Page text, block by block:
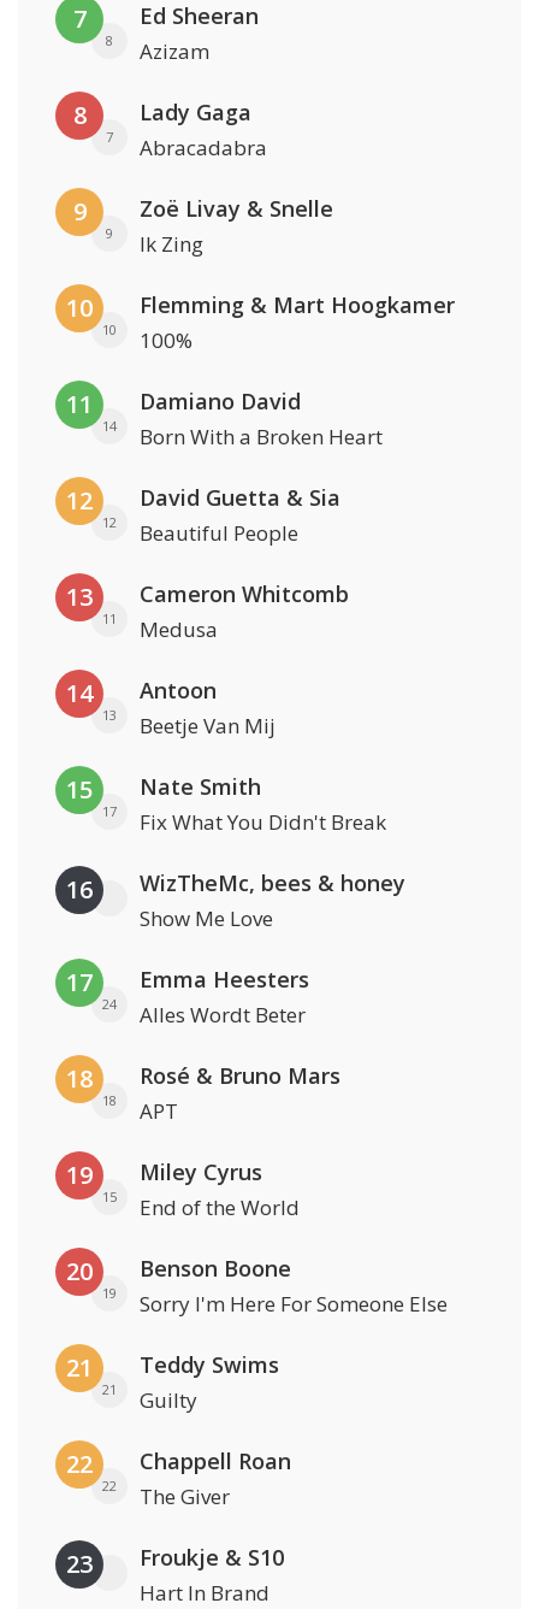
7
8
Ed Sheeran
Azizam
8
7
Lady Gaga
Abracadabra
9
9
Zoë Livay & Snelle
Ik Zing
10
10
Flemming & Mart Hoogkamer
100%
11
14
Damiano David
Born With a Broken Heart
12
12
David Guetta & Sia
Beautiful People
13
11
Cameron Whitcomb
Medusa
14
13
Antoon
Beetje Van Mij
15
17
Nate Smith
Fix What You Didn't Break
16 WizTheMc, bees & honey
Show Me Love
17
24
Emma Heesters
Alles Wordt Beter
18
18
Rosé & Bruno Mars
APT
19
15
Miley Cyrus
End of the World
20
19
Benson Boone
Sorry I'm Here For Someone Else
21
21
Teddy Swims
Guilty
22
22
Chappell Roan
The Giver
23 Froukje & S10
Hart In Brand